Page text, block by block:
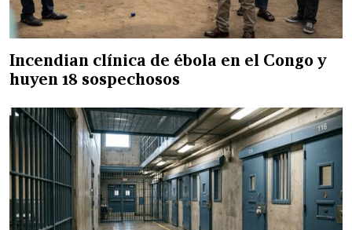
Incendian clínica de ébola en el Congo y
huyen 18 sospechosos